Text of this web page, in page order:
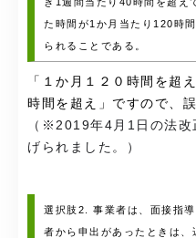
た時間が1か月当たり120時
られることである。
「１か月１２０時間を超
時間を超え」ですので、誤
（※2019年4月1日の法
げられました。）
選択肢2. 事業者は、面接指
者から申出があったときは